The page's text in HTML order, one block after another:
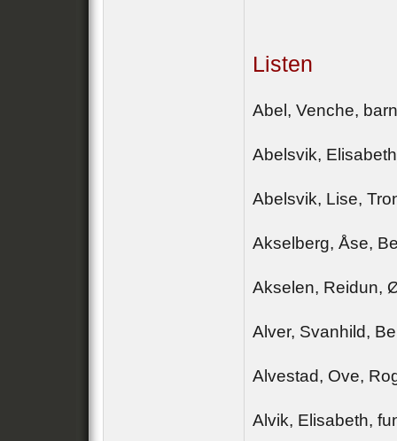
Listen
Abel, Venche,
Abelsvik,
Abelsvik, Lise,
Akselberg, Åse,
Akselen, Reidun,
Alver, Svanhild,
Alvestad, Ove,
Alvik, Elisabeth,